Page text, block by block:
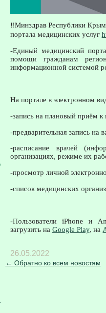
‼Минздрав Республики
портала медицинских услуг
-Единый медицинский
помощи гражданам
информационной системой
На портале в электронном
-запись на плановый приём к
-предварительная запись на
-расписание врачей
организациях, режиме их
-просмотр личной
-список медицинских
-Пользователи iPhone и
загрузить на Google Play, на
26.05.2022
← Обратно ко всем новостям